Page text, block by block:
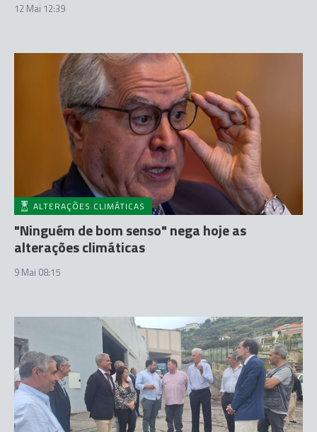
12 Mai 12:39
ALTERAÇÕES CLIMÁTICAS
"Ninguém de bom senso" nega hoje as
alterações climáticas
9 Mai 08:15